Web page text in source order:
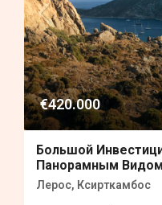
€420.000
Большой
Панорамным Видом
Лерос, Ксирткамбос